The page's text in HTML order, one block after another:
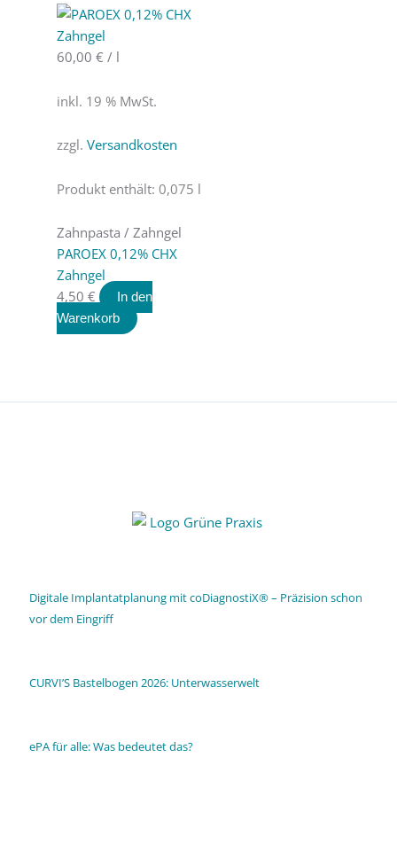
60,00 € / l
inkl. 19 % MwSt.
zzgl. Versandkosten
Produkt enthält: 0,075 l
Zahnpasta / Zahngel
PAROEX 0,12% CHX
Zahngel
4,50 €
In den
Warenkorb
Digitale Implantatplanung mit coDiagnostiX® – Präzision schon
vor dem Eingriff
CURVI’S Bastelbogen 2026: Unterwasserwelt
ePA für alle: Was bedeutet das?